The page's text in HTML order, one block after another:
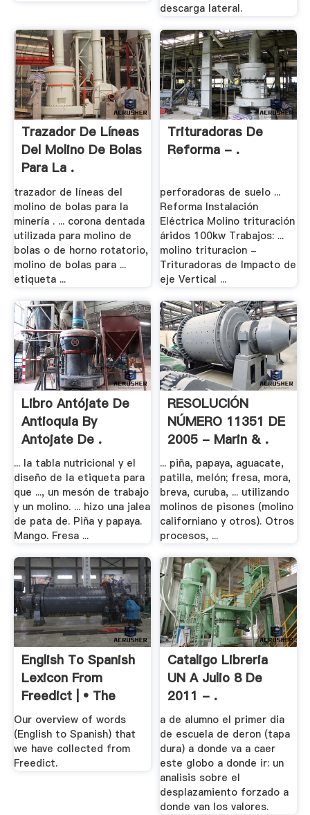
descarga lateral.
Trazador De Líneas
Del Molino De Bolas
Para La .
trazador de líneas del
molino de bolas para la
minería . ... corona dentada
utilizada para molino de
bolas o de horno rotatorio,
molino de bolas para ...
etiqueta ...
Trituradoras De
Reforma - .
perforadoras de suelo ...
Reforma Instalación
Eléctrica Molino trituración
áridos 100kw Trabajos: ...
molino trituracion -
Trituradoras de Impacto de
eje Vertical ...
Libro Antójate De
Antioquia By
Antojate De .
... la tabla nutricional y el
diseño de la etiqueta para
que ..., un mesón de trabajo
y un molino. ... hizo una jalea
de pata de. Piña y papaya.
Mango. Fresa ...
RESOLUCIÓN
NÚMERO 11351 DE
2005 - Marin & .
... piña, papaya, aguacate,
patilla, melón; fresa, mora,
breva, curuba, ... utilizando
molinos de pisones (molino
californiano y otros). Otros
procesos, ...
English To Spanish
Lexicon From
Freedict | • The
Vore
Our overview of words
(English to Spanish) that
we have collected from
Freedict.
Cataligo Libreria
UN A Julio 8 De
2011 - .
a de alumno el primer dia
de escuela de deron (tapa
dura) a donde va a caer
este globo a donde ir: un
analisis sobre el
desplazamiento forzado a
donde van los valores.